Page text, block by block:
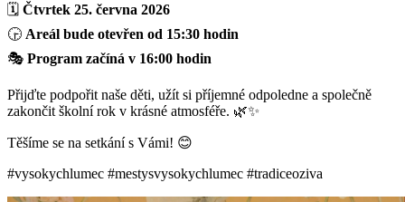
🗓️ Čtvrtek 25. června 2026
🕞 Areál bude otevřen od 15:30 hodin
🎭 Program začíná v 16:00 hodin
Přijďte podpořit naše děti, užít si příjemné odpoledne a společně
zakončit školní rok v krásné atmosféře. 🌿✨
Těšíme se na setkání s Vámi! 😊
#vysokychlumec #mestysvysokychlumec #tradiceoziva